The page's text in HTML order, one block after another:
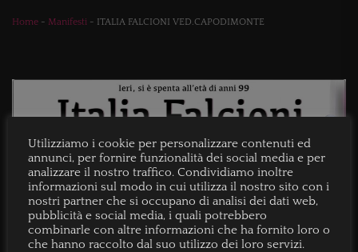
Home - Manifesti - ITALIA FALCIONI VED.CAPODIMONTE
Utilizziamo i cookie per personalizzare contenuti ed
annunci, per fornire funzionalità dei social media e per
analizzare il nostro traffico. Condividiamo inoltre
informazioni sul modo in cui utilizza il nostro sito con i
nostri partner che si occupano di analisi dei dati web,
pubblicità e social media, i quali potrebbero
combinarle con altre informazioni che ha fornito loro o
che hanno raccolto dal suo utilizzo dei loro servizi.